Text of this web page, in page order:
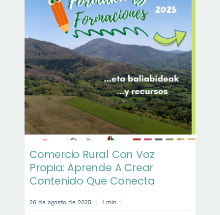
Comercio Rural Con Voz
Propia: Aprende A Crear
Contenido Que Conecta
26 de agosto de 2025 1 min